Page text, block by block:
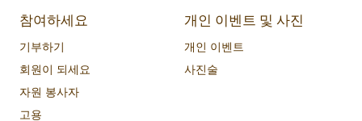
참여하세요
기부하기
회원이 되세요
자원 봉사자
고용
개인 이벤트 및 사진
개인 이벤트
사진술